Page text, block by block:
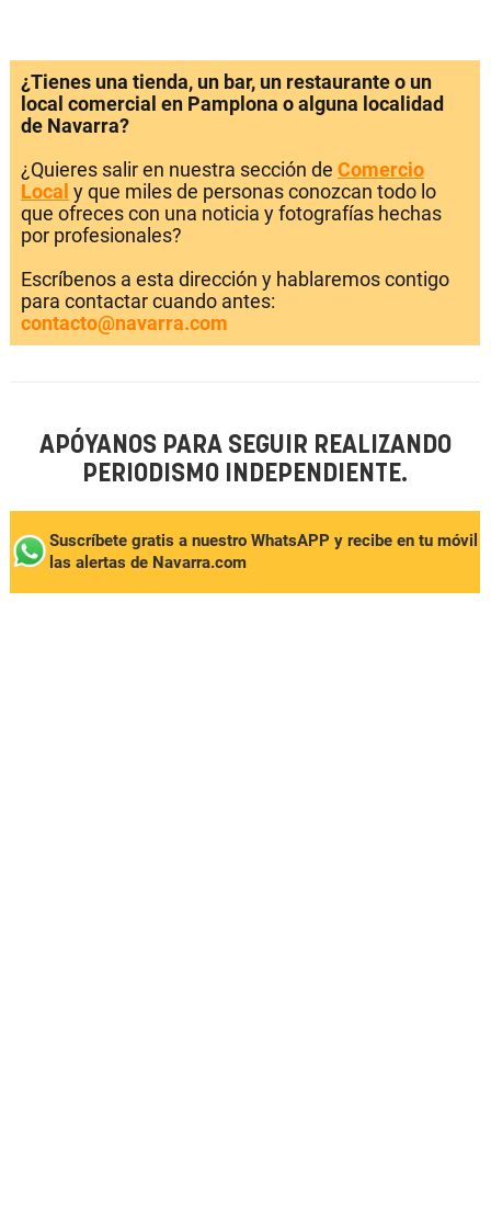
¿Tienes una tienda, un bar, un restaurante o un
local comercial en Pamplona o alguna localidad
de Navarra?
¿Quieres salir en nuestra sección de Comercio
Local y que miles de personas conozcan todo lo
que ofreces con una noticia y fotografías hechas
por profesionales?
Escríbenos a esta dirección y hablaremos contigo
para contactar cuando antes:
contacto@navarra.com
APÓYANOS PARA SEGUIR REALIZANDO
PERIODISMO INDEPENDIENTE.
Suscríbete gratis a nuestro WhatsAPP y recibe en tu móvil
las alertas de Navarra.com